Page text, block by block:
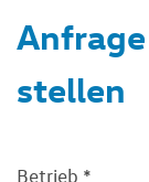
stellen
Betrieb *